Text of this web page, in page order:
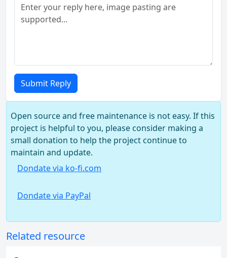
Submit Reply
Open source and free maintenance is not easy. If this
project is helpful to you, please consider making a
small donation to help the project continue to
maintain and update.
Dondate via ko-fi.com
Dondate via PayPal
Related resource